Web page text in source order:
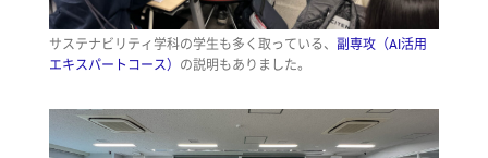
サステナビリティ学科の学生も多く取っている、 副専攻（AI活用
エキスパートコース） の説明もありました。